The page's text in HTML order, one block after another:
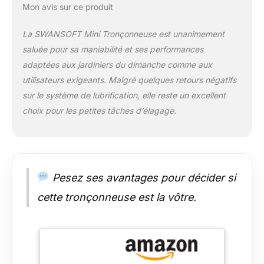
coupes continues et
COMPACTE ET
PRATIQUE : Pesant
seulement 1080g
(batterie incluse),
électrique est
avec une chaîne
brevetée en acier au
carbone trempé, ce
pour les tâches de
coupe intensives.
Atteignez les
Mon avis sur ce produit
La SWANSOFT Mini Tronçonneuse est unanimement
saluée pour sa maniabilité et ses performances
adaptées aux jardiniers du dimanche comme aux
utilisateurs exigeants. Malgré quelques retours négatifs
sur le système de lubrification, elle reste un excellent
choix pour les petites tâches d’élagage.
Pesez ses avantages pour décider si
cette tronçonneuse est la vôtre.